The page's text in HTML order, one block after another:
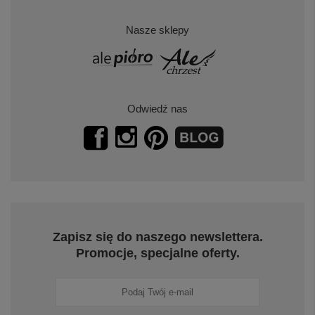
Nasze sklepy
Odwiedź nas
Zapisz się do naszego newslettera.
Promocje, specjalne oferty.